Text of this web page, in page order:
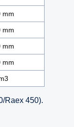
mm
mm
mm
mm
Raex 450).